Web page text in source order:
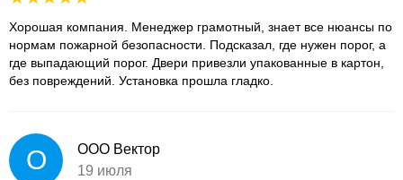
Хорошая компания. Менеджер грамотный, знает все нюансы по
нормам пожарной безопасности. Подсказал, где нужен порог, а
где выпадающий порог. Двери привезли упакованные в картон,
без повреждений. Установка прошла гладко.
О
ООО Вектор
19 июля